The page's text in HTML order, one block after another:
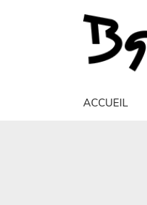
ACCUEIL
10 rue Jacques Cartier
79260 La Crèche